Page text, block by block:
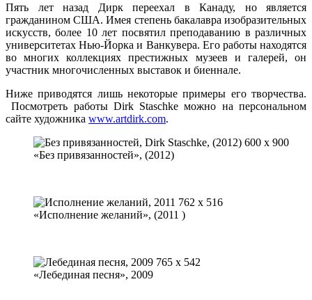
Пять лет назад Дирк переехал в Канаду, но является
гражданином США. Имея степень бакалавра изобразительных
искусств, более 10 лет посвятил преподаванию в различных
университетах Нью-Йорка и Ванкувера. Его работы находятся
во многих коллекциях престижных музеев и галерей, он
участник многочисленных выставок и биеннале.
Ниже приводятся лишь некоторые примеры его творчества.
Посмотреть работы Dirk Staschke можно на персональном
сайте художника www.artdirk.com.
«Без привязанностей», (2012)
«Исполнение желаний», (2011 )
«Лебединая песня», 2009